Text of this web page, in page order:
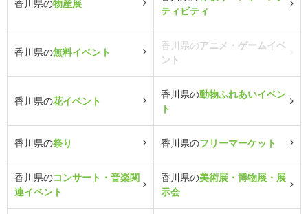
香川県の物産展
ティビティ
香川県の無料イベント
香川県のアニメ・ゲームイベ
ント
香川県の花イベント
香川県の動物ふれあいイベン
ト
香川県の祭り 香川県のフリーマーケット
香川県のコンサート・音楽関
連イベント
香川県の美術展・博物展・展
示会